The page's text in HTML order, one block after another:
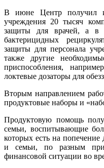
В июне Центр получил
учреждения 20 тысяч
защиты для врачей, а в
бактерицидных
защиты для персонала
также другие
приспособления,
локтевые дозаторы для
Вторым направлением
продуктовые наборы и
Продуктовую помощь
семьи, воспитывающие
которых есть на
и семьи, по разным
финансовой ситуации во